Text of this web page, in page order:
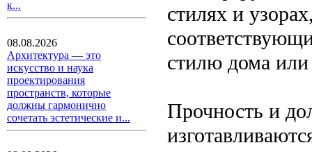
к...
08.08.2026
Архитектура — это
искусство и наука
проектирования
пространств, которые
должны гармонично
сочетать эстетические и...
стилях и
стилю дома
Прочность и